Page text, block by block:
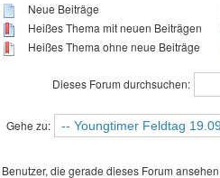
Neue Beiträge
Heißes Thema mit neuen Beiträgen
Heißes Thema ohne neue Beiträge
Dieses Forum durchsuchen:
Gehe zu:
Benutzer, die gerade dieses Forum